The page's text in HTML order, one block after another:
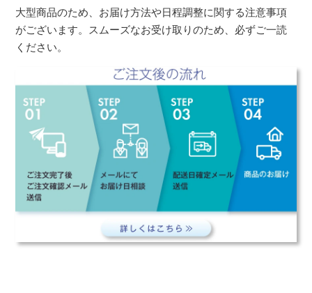
大型商品のため、お届け方法や日程調整に関する注意事項
がございます。スムーズなお受け取りのため、必ずご一読
ください。